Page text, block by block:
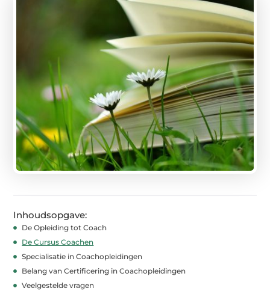
Inhoudsopgave:
De Opleiding tot Coach
De Cursus Coachen
Specialisatie in Coachopleidingen
Belang van Certificering in Coachopleidingen
Veelgestelde vragen